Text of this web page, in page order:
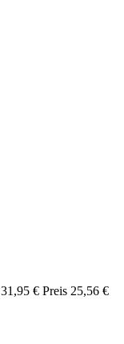
31,95 € Preis 25,56 €